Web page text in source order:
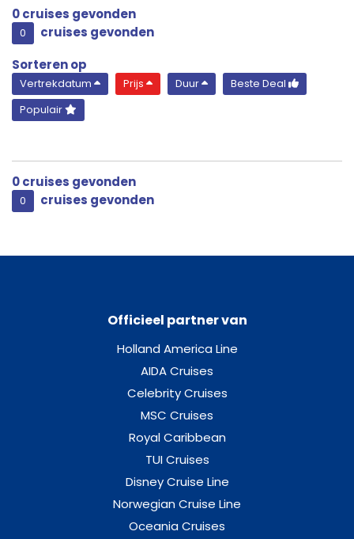
Dek 8 – Shell
Binnenhut
Balcony Cabin-[C-BC]
Dek 11 – Dolphin
Balkonhut
Inside Cabin-[C-IC]
Dek 3 – Wave
0cruises gevonden
0
cruises gevonden
Sorteren op
Vertrekdatum Prijs Duur
Beste Deal
Populair
0cruises gevonden
0 cruises gevonden
Officieel partner van
Holland America Line
AIDA Cruises
Celebrity Cruises
MSC Cruises
Royal Caribbean
TUI Cruises
Disney Cruise Line
Norwegian Cruise Line
Oceania Cruises